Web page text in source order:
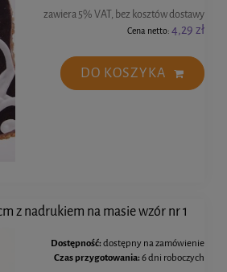
zawiera 5% VAT, bez kosztów dostawy
Cena netto: 4,29 zł
DO KOSZYKA
z nadrukiem na masie wzór nr 1
Dostępność:dostępny na zamówienie
Czas przygotowania:6 dni roboczych